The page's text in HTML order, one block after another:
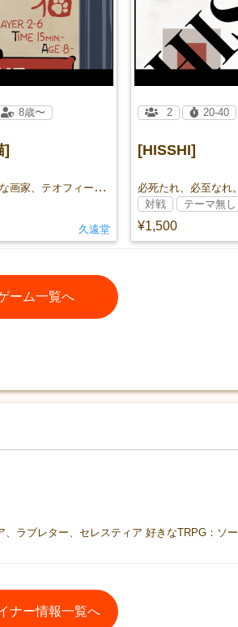
]
素晴らしい猫の絵で有名な画家、テオフィール。「彼の作品で、まだ私が持っていない猫の絵があれば買いましょう」とコレクターは言った。
8歳〜
久遠堂
[HISSHI]
必死たれ、必至なれ。
¥1,500
2 20-40
対戦 テーマ無し
ーム一覧へ
ナー情報一覧へ